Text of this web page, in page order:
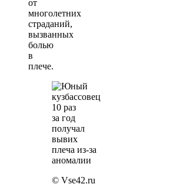
от
многолетних
страданий,
вызванных
болью
в
плече.
© Vse42.ru